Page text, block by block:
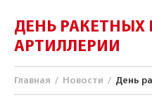
ДЕНЬ РАКЕТНЫХ
АРТИЛЛЕРИИ
Главная / Новости / День